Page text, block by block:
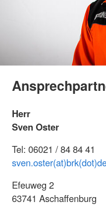
Herr
Sven Oster
Tel: 06021 / 84 84 41
Efeuweg 2
63741 Aschaffenburg